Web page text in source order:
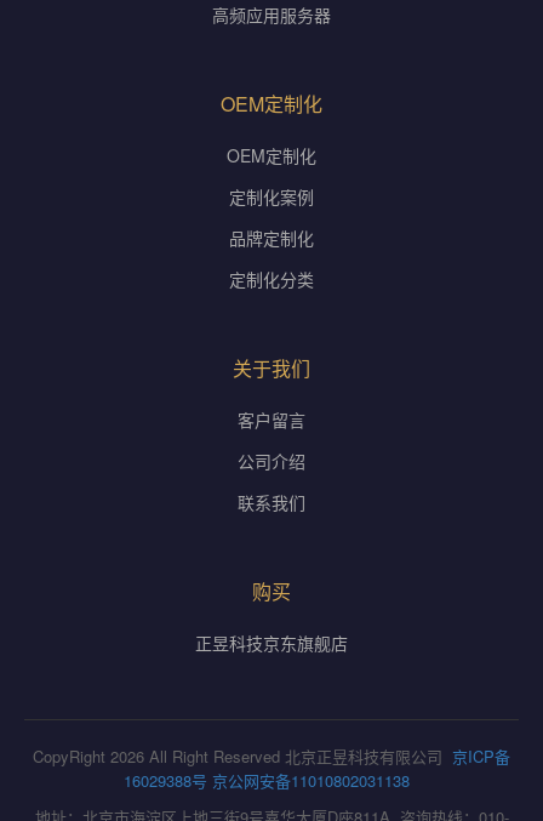
高频应用服务器
OEM定制化
OEM定制化
定制化案例
品牌定制化
定制化分类
关于我们
客户留言
公司介绍
联系我们
购买
正昱科技京东旗舰店
CopyRight 2026 All Right Reserved 北京正昱科技有限公司 京ICP备
16029388号 京公网安备11010802031138